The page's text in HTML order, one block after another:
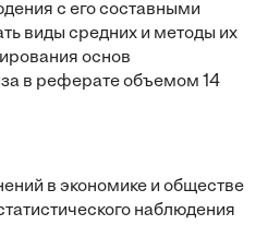
с его составными
виды средних и методы их
основ
в реферате объемом 14
в экономике и обществе
наблюдения